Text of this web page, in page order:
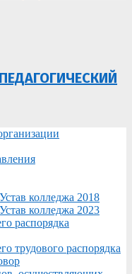
колледжа 2018
колледжа 2023
распорядка
трудового распорядка